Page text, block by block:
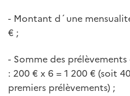
- Montant d´une
€ ;
- Somme des
: 200 € x 6 = 1 200 € (soit
premiers prélèvements) ;